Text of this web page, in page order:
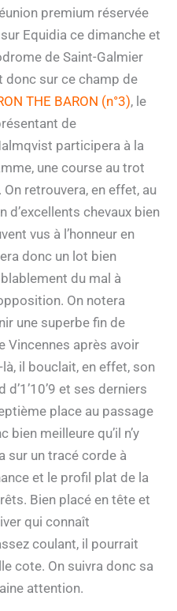
premium réservée
Equidia ce dimanche et
de Saint-Galmier
donc sur ce champ de
THE BARON (n°3), le
de
participera à la
une course au trot
On retrouvera, en effet, au
chevaux bien
vus à l’honneur en
donc un lot bien
du mal à
On notera
une superbe fin de
Vincennes après avoir
il bouclait, en effet, son
et ses derniers
place au passage
bien meilleure qu’il n’y
sur un tracé corde à
et le profil plat de la
Bien placé en tête et
qui connaît
coulant, il pourrait
cote. On suivra donc sa
attention.